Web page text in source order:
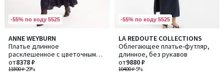
-55% по коду 5525
ANNE WEYBURN
Платье длинное
расклешенное с цветочным
принтом
11800 ₽-29%
от8378 ₽
4,2
/ 5
-55% по коду 5525
LA REDOUTE COLLECTIONS
Облегающее платье-футляр,
длинное, без рукавов
10400 ₽-5%
от9880 ₽